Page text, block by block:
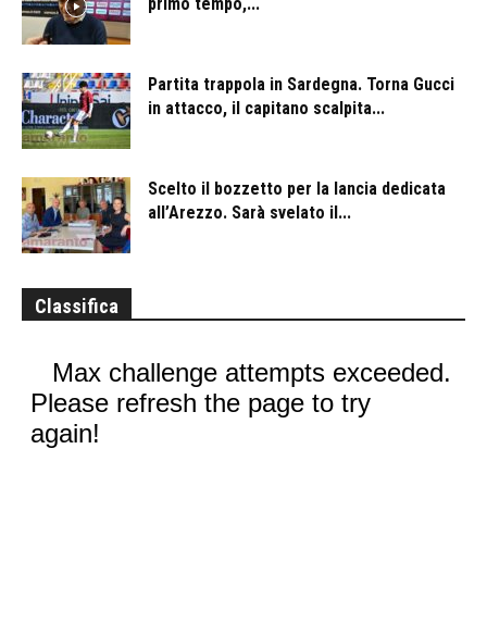
Partita trappola in Sardegna. Torna Gucci
in attacco, il capitano scalpita...
Scelto il bozzetto per la lancia dedicata
all’Arezzo. Sarà svelato il...
Classifica